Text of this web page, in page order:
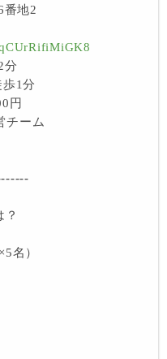
番地2
分
1分
円
チーム
名）